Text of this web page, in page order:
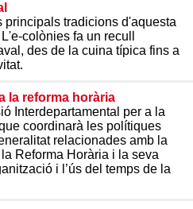
principals tradicions d'aquesta
colònies fa un recull
des de la cuina típica fins a
la reforma horària
Interdepartamental per a la
coordinarà les polítiques
relacionades amb la
Reforma Horària i la seva
i l’ús del temps de la